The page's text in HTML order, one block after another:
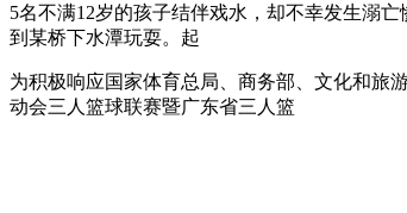
5名不满12岁的孩子结伴戏水，却不幸发生溺
到某桥下水潭玩耍。起
为积极响应国家体育总局、商务部、文化和旅
动会三人篮球联赛暨广东省三人篮